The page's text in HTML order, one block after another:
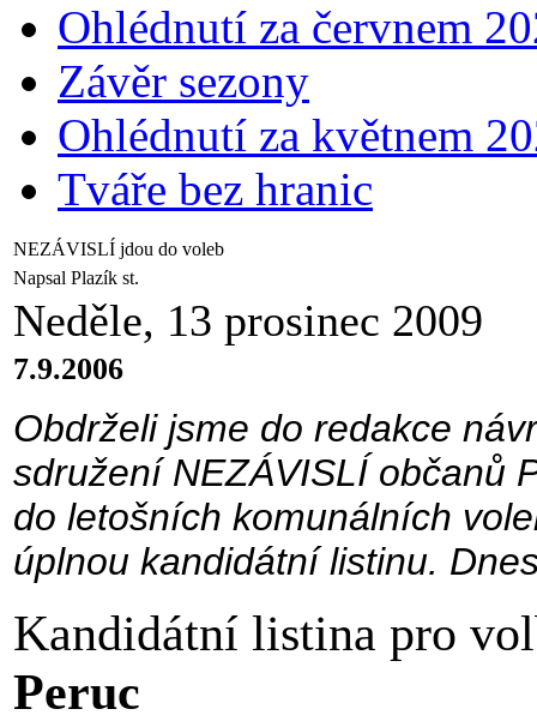
Ohlédnutí za červnem
Závěr sezony
Ohlédnutí za květnem
Tváře bez hranic
NEZÁVISLÍ jdou do voleb
Napsal Plazík st.
Neděle, 13 prosinec 2009
7.9.2006
Obdrželi jsme do redakce
sdružení NEZÁVISLÍ občanů
do letošních komunálních
úplnou kandidátní listinu.
Kandidátní listina pro
Peruc